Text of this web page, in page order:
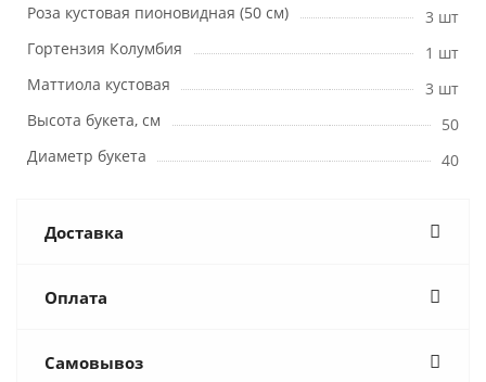
Роза кустовая пионовидная (50 см)
3 шт
Гортензия Колумбия
1 шт
Маттиола кустовая
3 шт
Высота букета, см
50
Диаметр букета
40
Доставка
Оплата
Самовывоз